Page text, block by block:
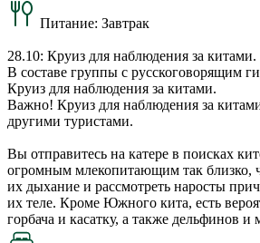
Питание: Завтрак
28.10: Круиз для наблюдения за китами.
В составе группы с русскоговорящим
Круиз для наблюдения за китами.
Важно! Круиз для наблюдения за
другими туристами.
Вы отправитесь на катере в поисках
огромным млекопитающим так близко,
их дыхание и рассмотреть наросты
их теле. Кроме Южного кита, есть
горбача и касатку, а также дельфинов и